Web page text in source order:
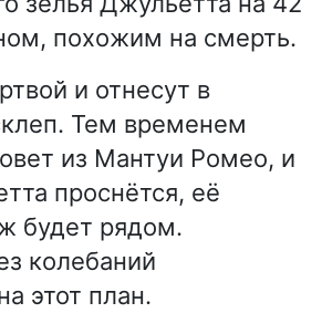
похожим на смерть.
и отнесут в
Тем временем
из Мантуи Ромео, и
проснётся, её
будет рядом.
колебаний
этот план.